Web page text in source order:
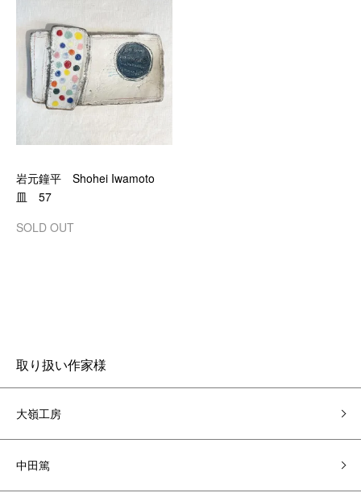
岩元鐘平 Shohei Iwamoto
皿 57
SOLD OUT
取り扱い作家様
大嶺工房
中田篤